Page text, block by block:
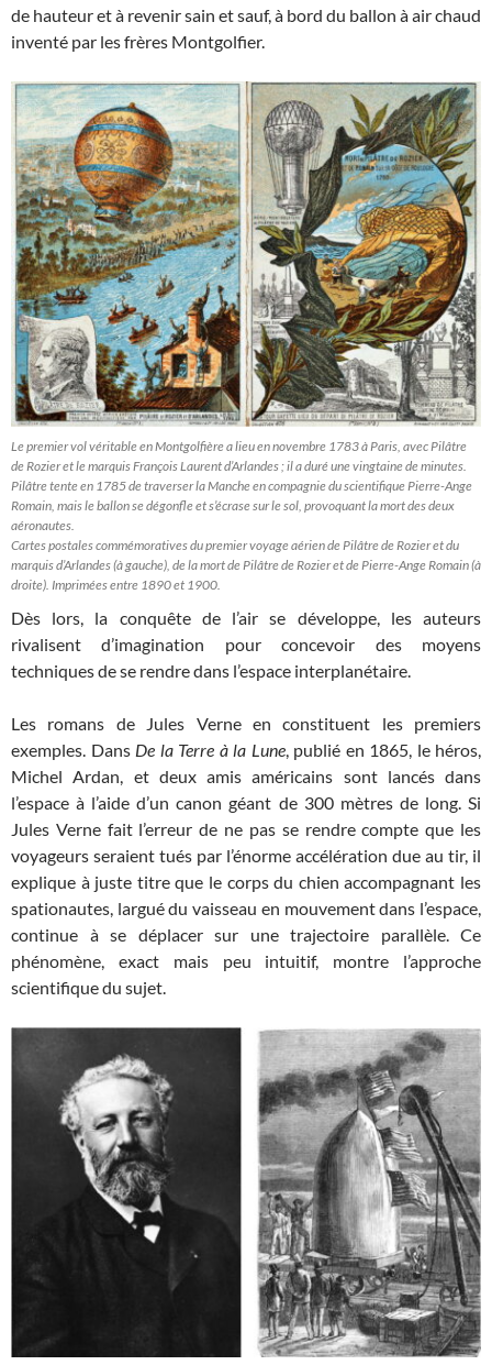
de hauteur et à revenir sain et sauf, à bord du ballon à air chaud
inventé par les frères Montgolfier.
Le premier vol véritable en Montgolfière a lieu en novembre 1783 à Paris, avec Pilâtre
de Rozier et le marquis François Laurent d’Arlandes ; il a duré une vingtaine de minutes.
Pilâtre tente en 1785 de traverser la Manche en compagnie du scientifique Pierre-Ange
Romain, mais le ballon se dégonfle et s’écrase sur le sol, provoquant la mort des deux
aéronautes.
Cartes postales commémoratives du premier voyage aérien de Pilâtre de Rozier et du
marquis d’Arlandes (à gauche), de la mort de Pilâtre de Rozier et de Pierre-Ange Romain (à
droite). Imprimées entre 1890 et 1900.
Dès lors, la conquête de l’air se développe, les auteurs
rivalisent d’imagination pour concevoir des moyens
techniques de se rendre dans l’espace interplanétaire.
Les romans de Jules Verne en constituent les premiers
exemples. Dans De la Terre à la Lune, publié en 1865, le héros,
Michel Ardan, et deux amis américains sont lancés dans
l’espace à l’aide d’un canon géant de 300 mètres de long. Si
Jules Verne fait l’erreur de ne pas se rendre compte que les
voyageurs seraient tués par l’énorme accélération due au tir, il
explique à juste titre que le corps du chien accompagnant les
spationautes, largué du vaisseau en mouvement dans l’espace,
continue à se déplacer sur une trajectoire parallèle. Ce
phénomène, exact mais peu intuitif, montre l’approche
scientifique du sujet.